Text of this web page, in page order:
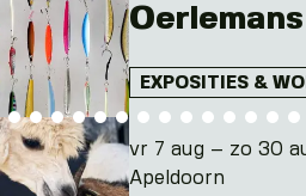
Oerlemans
EXPOSITIES &
vr 7 aug – zo 30
Apeldoorn